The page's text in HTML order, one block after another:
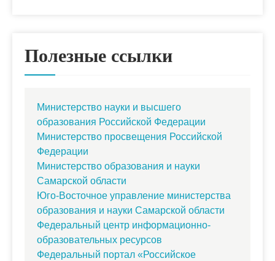
Полезные ссылки
Министерство науки и высшего
образования Российской Федерации
Министерство просвещения Российской
Федерации
Министерство образования и науки
Самарской области
Юго-Восточное управление министерства
образования и науки Самарской области
Федеральный центр информационно-
образовательных ресурсов
Федеральный портал «Российское